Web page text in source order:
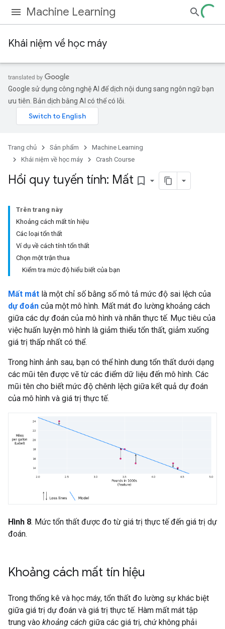
Machine Learning
Khái niệm về học máy
Google sử dụng công nghệ AI để dịch nội dung sang ngôn ngữ bạn
ưu tiên. Bản dịch bằng AI có thể có lỗi.
Trang chủ Sản phẩm
Machine Learning
Khái niệm về học máy
Crash Course
Hồi quy tuyến tính: Mất bookmark_border
Trên trang này
Khoảng cách mất tín hiệu
Các loại tổn thất
Ví dụ về cách tính tổn thất
Chọn một trận thua
Kiểm tra mức độ hiểu biết của bạn
Mất mát là một chỉ số bằng số mô tả mức độ sai lệch của
dự đoán của một mô hình. Mất mát đo lường khoảng cách
giữa các dự đoán của mô hình và nhãn thực tế. Mục tiêu của
việc huấn luyện mô hình là giảm thiểu tổn thất, giảm xuống
giá trị thấp nhất có thể.
Trong hình ảnh sau, bạn có thể hình dung tổn thất dưới dạng
các mũi tên được vẽ từ các điểm dữ liệu đến mô hình. Các
mũi tên cho biết mức độ chênh lệch giữa kết quả dự đoán
của mô hình và giá trị thực tế.
Hình 8. Mức tổn thất được đo từ giá trị thực tế đến giá trị dự
đoán.
Khoảng cách mất tín hiệu
Trong thống kê và học máy, tổn thất đo lường sự khác biệt
giữa giá trị dự đoán và giá trị thực tế. Hàm mất mát tập
trung vào khoảng cách giữa các giá trị, chứ không phải